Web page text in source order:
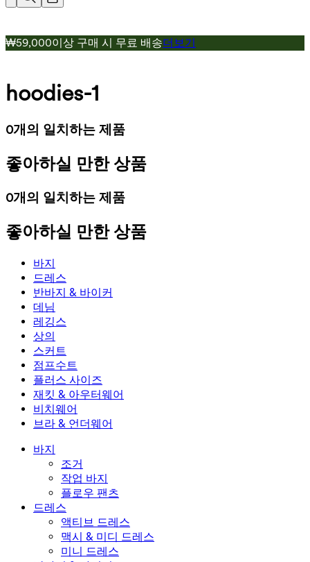
₩59,000이상 구매 시 무료 배송더보기
hoodies-1
0개의 일치하는 제품
좋아하실 만한 상품
0개의 일치하는 제품
좋아하실 만한 상품
바지
바지
조거
작업 바지
플로우 팬츠
드레스
드레스
액티브 드레스
맥시 & 미디 드레스
미니 드레스
반바지 & 바이커
반바지 & 바이커
바이커
데님 반바지
2.5인치 반바지
데님
데님
데님 레깅스
와이드 진
데님 반바지
데님 스커트
레깅스
레깅스
데님 레깅스
힙업 레깅스
요가 레깅스
상의
상의
스포츠 브라
티셔츠
스커트
스커트
액티브 스커트
미니 스커트
맥시 & 미디 스커트
점프수트
점프수트
오버롤
롬퍼
플러스 사이즈
플러스 사이즈
플러스 사이즈 하의
플러스 사이즈 상의
플러스 사이즈 드레스
재킷 & 아우터웨어
재킷 & 아우터웨어
재킷 & 아우터웨어
아우터웨어
비치웨어
비치웨어
수영복 상의
수영복 세트
브라 & 언더웨어
브라 & 언더웨어
언더웨어
바지
조거
작업 바지
플로우 팬츠
드레스
액티브 드레스
맥시 & 미디 드레스
미니 드레스